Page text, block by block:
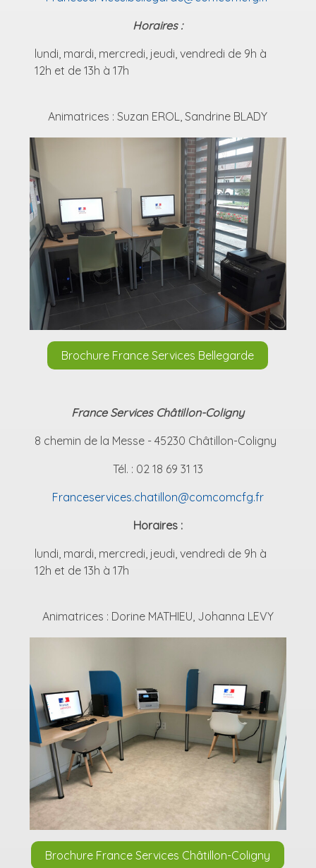
Horaires :
lundi, mardi, mercredi, jeudi, vendredi de 9h à
12h et de 13h à 17h
Animatrices : Suzan EROL, Sandrine BLADY
Brochure France Services Bellegarde
France Services Châtillon-Coligny
8 chemin de la Messe - 45230 Châtillon-Coligny
Tél. : 02 18 69 31 13
Franceservices.chatillon@comcomcfg.fr
Horaires :
lundi, mardi, mercredi, jeudi, vendredi de 9h à
12h et de 13h à 17h
Animatrices : Dorine MATHIEU, Johanna LEVY
Brochure France Services Châtillon-Coligny